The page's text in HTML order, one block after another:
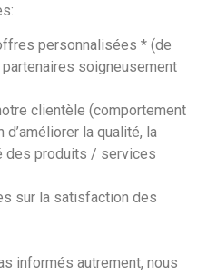
personnalisées * (de
soigneusement
clientèle (comportement
d’améliorer la qualité, la
des produits / services
sur la satisfaction des
informés autrement, nous